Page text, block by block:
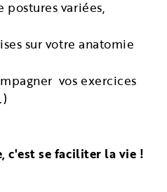
postures variées,
sur votre anatomie
vos exercices
c'est se faciliter la vie !